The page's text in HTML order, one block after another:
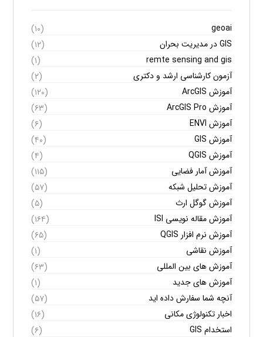
geoai
(۱۰)
GIS در مدیریت بحران
(۱۲)
remte sensing and gis
(۱)
آزمون کارشناسی ارشد و دکتری
(۲)
آموزش ArcGIS
(۱۲۰)
آموزش ArcGIS Pro
(۶۳)
آموزش ENVI
(۶)
آموزش GIS
(۴۰)
آموزش QGIS
(۴)
آموزش آمار فضایی
(۱۱۵)
آموزش تحلیل شبکه
(۵۷)
آموزش گوگل ارث
(۵)
آموزش مقاله نویسی ISI
(۱۶۴)
آموزش نرم افزار QGIS
(۶۵)
آموزش نقاشی
(۱)
آموزش های بین المللی
(۶۳)
آموزش های جدید
(۱)
آنچه شما سفارش داده اید
(۵۷)
اخبار تکنولوژی مکانی
(۱۶)
استخدام GIS
(۶)